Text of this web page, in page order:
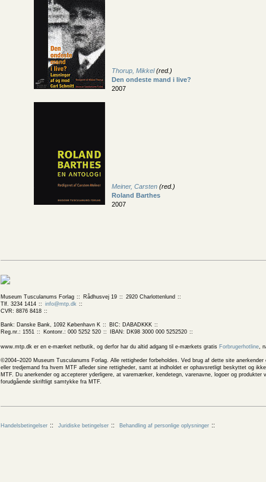
Thorup, Mikkel(red.)
Den ondeste mand i live?
2007
Meiner, Carsten (red.)
Roland Barthes
2007
Museum Tusculanums Forlag Rådhusvej 19
2920 Charlottenlund
Tlf. 3234 1414
info@mtp.dk
CVR: 8876 8418
Bank: Danske Bank, 1092 København K
BIC: DABADKKK
Reg.nr.: 1551
Kontonr.: 000 5252 520 IBAN: DK98 3000 000 5252520
www.mtp.dk er en e-mærket netbutik, og derfor har du altid adgang til e-mærkets gratis Forbrugerhotline,
©2004–2020 Museum Tusculanums Forlag. Alle rettigheder forbeholdes. Ved brug af dette site
eller tredjemand fra hvem MTF afleder sine rettigheder, samt at indholdet er ophavsretligt beskyttet og
MTF. Du anerkender og accepterer yderligere, at varemærker, kendetegn, varenavne, logoer og
forudgående skriftligt samtykke fra MTF.
Handelsbetingelser Juridiske betingelser Behandling af personlige oplysninger